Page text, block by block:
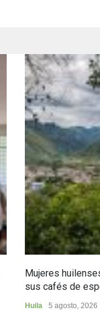
Mujeres
sus cafés de
Huila 5 agosto, 2026